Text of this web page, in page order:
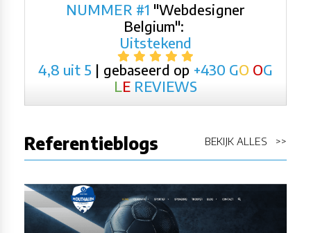
NUMMER #1 "Webdesigner
Belgium":
Uitstekend
4,8 uit 5 | gebaseerd op +430 GO OG
LE REVIEWS
Referentieblogs BEKIJK ALLES >>